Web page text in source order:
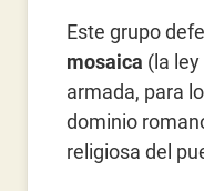
Este grupo
mosaica (la
armada, para
dominio
religiosa del